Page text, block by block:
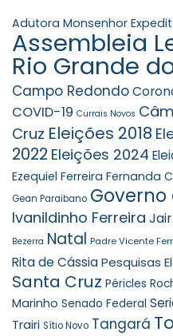
Adutora Monsenhor
Assembleia
Rio Grande
Campo Redondo
COVID-19 Currais Novos
Cruz Eleições 2018
2022 Eleições 2024
Ezequiel Ferreira Fernanda
Gean Paraibano Governo
Ivanildinho Ferreira
Bezerra Natal Padre Vicente
Rita de CássiaPesquisas
Santa Cruz Péricles
Marinho Senado Federal
Trairi Sítio Novo Tangará